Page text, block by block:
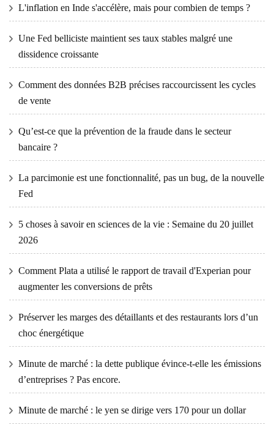
L'inflation en Inde s'accélère, mais pour combien de temps ?
Une Fed belliciste maintient ses taux stables malgré une
dissidence croissante
Comment des données B2B précises raccourcissent les cycles
de vente
Qu’est-ce que la prévention de la fraude dans le secteur
bancaire ?
La parcimonie est une fonctionnalité, pas un bug, de la nouvelle
Fed
5 choses à savoir en sciences de la vie : Semaine du 20 juillet
2026
Comment Plata a utilisé le rapport de travail d'Experian pour
augmenter les conversions de prêts
Préserver les marges des détaillants et des restaurants lors d’un
choc énergétique
Minute de marché : la dette publique évince-t-elle les émissions
d’entreprises ? Pas encore.
Minute de marché : le yen se dirige vers 170 pour un dollar